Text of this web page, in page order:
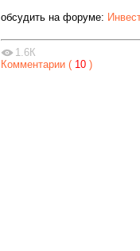
обсудить на форуме:
1.6К
Комментарии ( 10 )